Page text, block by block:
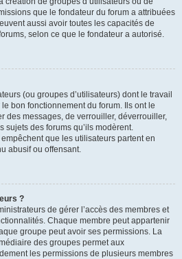
que le fondateur du forum a attribuées
aussi avoir toutes les capacités de
selon ce que le fondateur a autorisé.
(ou groupes d’utilisateurs) dont le travail
bon fonctionnement du forum. Ils ont le
des messages, de verrouiller, déverrouiller,
sujets des forums qu’ils modèrent.
que les utilisateurs partent en
abusif ou offensant.
?
de gérer l’accès des membres et
Chaque membre peut appartenir
groupe peut avoir ses permissions. La
des groupes permet aux
les permissions de plusieurs membres